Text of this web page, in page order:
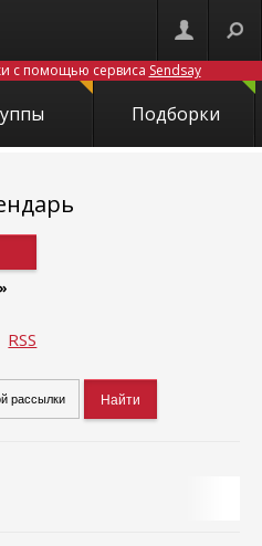
с помощью сервиса Sendsay
Подборки
RSS